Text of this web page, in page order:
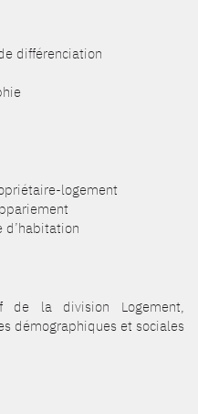
différenciation
logement
d’habitation
de la division Logement,
démographiques et sociales